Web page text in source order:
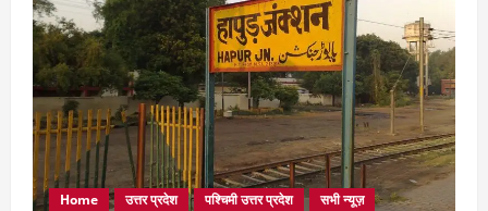
Home उत्तर प्रदेश पश्चिमी उत्तर प्रदेश सभी न्यूज़